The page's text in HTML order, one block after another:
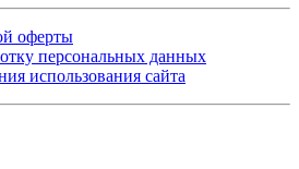
оферты
персональных данных
использования сайта